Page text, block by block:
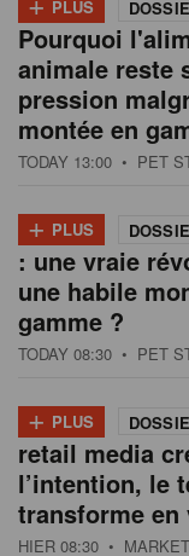
PLUS
Pourquoi
animale reste
pression
montée en
TODAY 13:00 • PET
+ PLUS
: une vraie
une habile
gamme ?
TODAY 08:30 • PET
+ PLUS
retail media
l’intention, le
transforme en
HIER 08:30 •